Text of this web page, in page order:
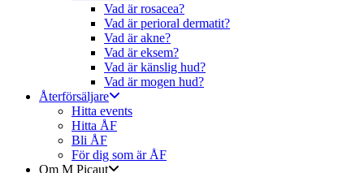
Vad är rosacea?
Vad är perioral dermatit?
Vad är akne?
Vad är eksem?
Vad är känslig hud?
Vad är mogen hud?
Återförsäljare
Hitta events
Hitta ÅF
Bli ÅF
För dig som är ÅF
Om M Picaut